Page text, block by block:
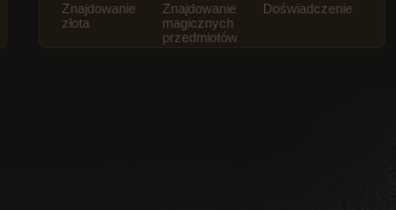
Znajdowanie
złota
Znajdowanie
magicznych
przedmiotów
Doświadczenie